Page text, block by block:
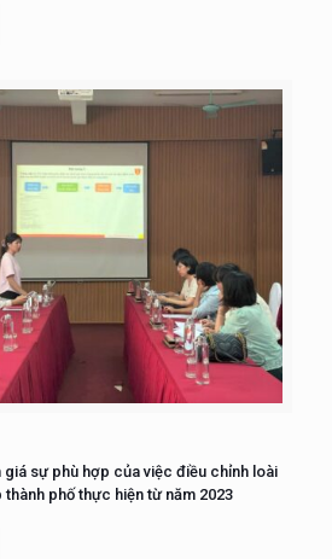
giá sự phù hợp của việc điều chỉnh loài
phố thực hiện từ năm 2023